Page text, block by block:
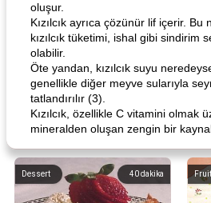
oluşur.
Kızılcık ayrıca çözünür lif içerir.
kızılcık tüketimi, ishal gibi sindirim
olabilir.
Öte yandan, kızılcık suyu
genellikle diğer meyve sularıyla
tatlandırılır (3).
Kızılcık, özellikle C vitamini olmak
mineralden oluşan zengin bir
40dakika
Dessert Fruit